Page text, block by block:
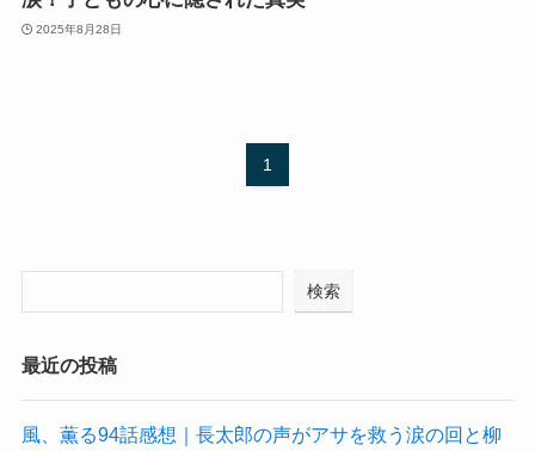
2025年8月28日
1
検索
最近の投稿
風、薫る94話感想｜長太郎の声がアサを救う涙の回と柳